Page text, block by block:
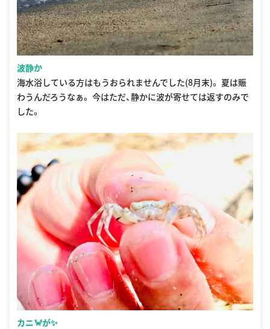
波静か
海水浴している方はもうおられませんでした(8月末)。 夏は賑
わうんだろうなぁ。 今はただ、静かに波が寄せては返すのみで
した。
カニ🦀が✨